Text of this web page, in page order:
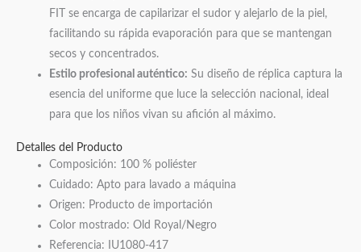
FIT se encarga de capilarizar el sudor y alejarlo de la piel,
facilitando su rápida evaporación para que se mantengan
secos y concentrados.
Estilo profesional auténtico: Su diseño de réplica captura la
esencia del uniforme que luce la selección nacional, ideal
para que los niños vivan su afición al máximo.
Detalles del Producto
Composición: 100 % poliéster
Cuidado: Apto para lavado a máquina
Origen: Producto de importación
Color mostrado: Old Royal/Negro
Referencia: IU1080-417